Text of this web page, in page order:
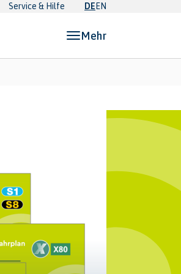
Service & Hilfe DE EN
Mehr